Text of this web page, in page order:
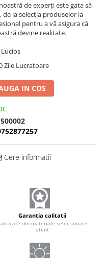
de experți este gata să
la selecția produselor la
pentru a vă asigura că
devine realitate.
Zile Lucratoare
IN COS
Cere informatii
Garantia calitatii
din materiale selectionate
atent